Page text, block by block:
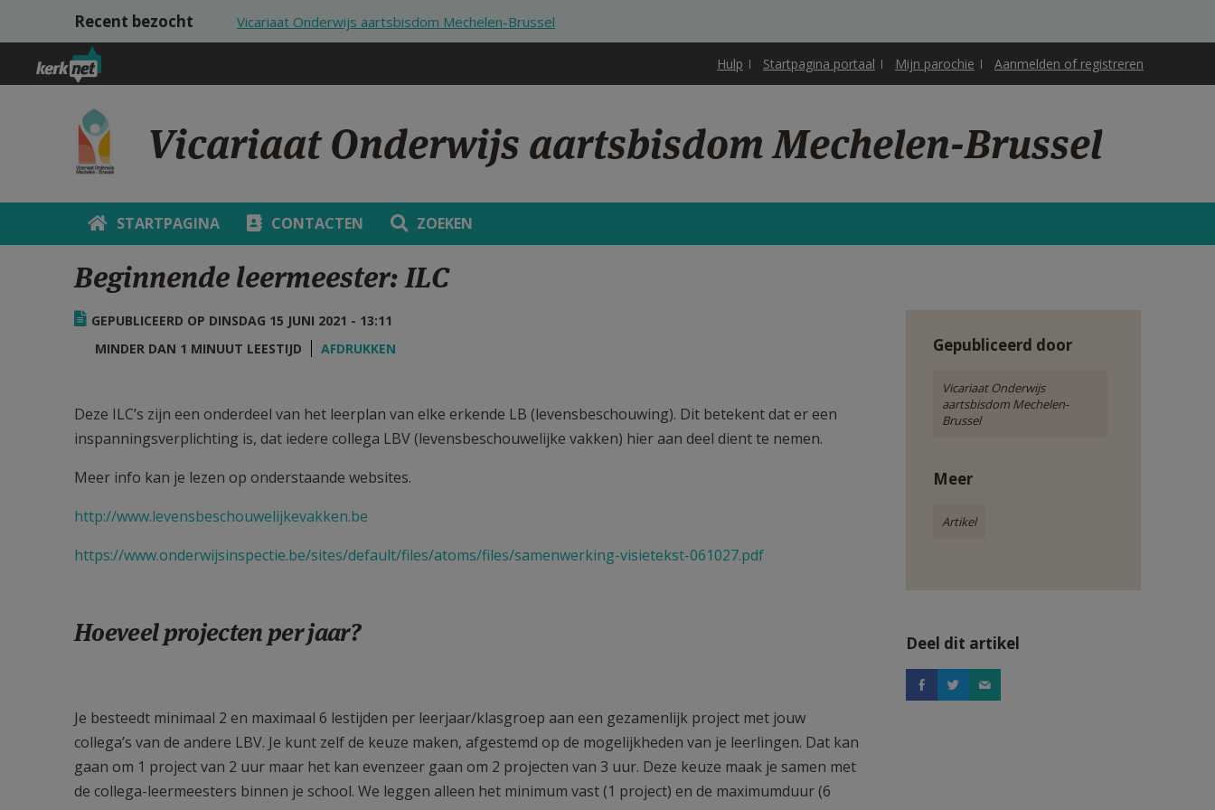
Overslaan en naar de inhoud gaan
Recent bezocht Vicariaat Onderwijs aartsbisdom Mechelen-Brussel
Hulp Startpagina portaal Mijn parochie Aanmelden of registreren
Vicariaat Onderwijs aartsbisdom Mechelen-Brussel
STARTPAGINA CONTACTEN ZOEKEN
Beginnende leermeester: ILC
GEPUBLICEERD OP DINSDAG 15 JUNI 2021 - 13:11
MINDER DAN 1 MINUUT LEESTIJD
AFDRUKKEN
Deze ILC’s zijn een onderdeel van het leerplan van elke erkende LB (levensbeschouwing). Dit betekent dat er een
inspanningsverplichting is, dat iedere collega LBV (levensbeschouwelijke vakken) hier aan deel dient te nemen.
Meer info kan je lezen op onderstaande websites.
http://www.levensbeschouwelijkevakken.be
https://www.onderwijsinspectie.be/sites/default/files/atoms/files/samenwerking-visietekst-061027.pdf
Hoeveel projecten per jaar?
Je besteedt minimaal 2 en maximaal 6 lestijden per leerjaar/klasgroep aan een gezamenlijk project met jouw
collega’s van de andere LBV. Je kunt zelf de keuze maken, afgestemd op de mogelijkheden van je leerlingen. Dat kan
gaan om 1 project van 2 uur maar het kan evenzeer gaan om 2 projecten van 3 uur. Deze keuze maak je samen met
de collega-leermeesters binnen je school. We leggen alleen het minimum vast (1 project) en de maximumduur (6
Gepubliceerd door
Vicariaat Onderwijs
aartsbisdom Mechelen-
Brussel
Meer
Artikel
Deel dit artikel